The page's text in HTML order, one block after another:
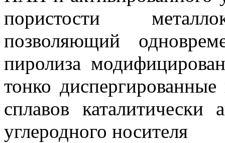
пористости
позволяющий
пиролиза
тонко
сплавов
углеродного носителя